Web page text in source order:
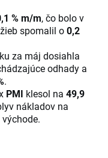
% m/m, čo bolo v
spomalil o0,2
za máj dosiahla
odhady a
.
PMI klesol na 49,9
nákladov na